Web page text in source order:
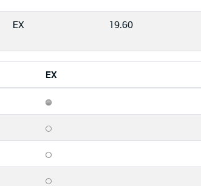
EX 19.60
EX